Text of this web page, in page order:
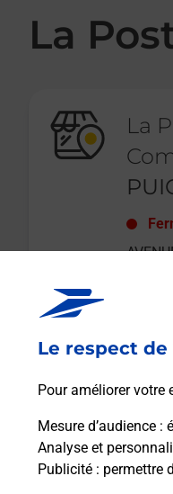
Le respect
Pour améliorer votre
Mesure d’audience :
Analyse et
Publicité : permettre
La
La
En